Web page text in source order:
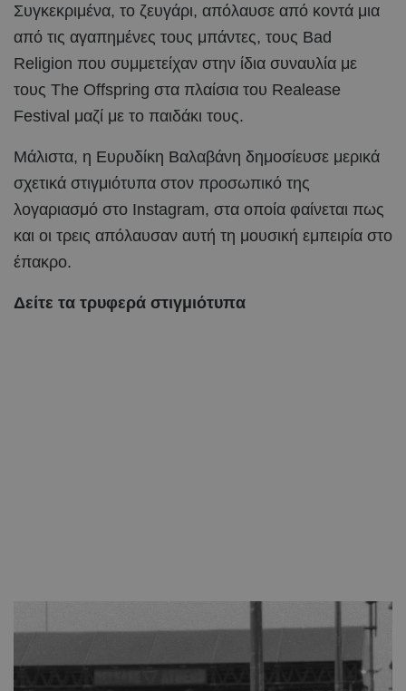
Συγκεκριμένα, το ζευγάρι, απόλαυσε από κοντά μια
από τις αγαπημένες τους μπάντες, τους Bad
Religion που συμμετείχαν στην ίδια συναυλία με
τους The Offspring στα πλαίσια του Realease
Festival μαζί με το παιδάκι τους.
Μάλιστα, η Ευρυδίκη Βαλαβάνη δημοσίευσε μερικά
σχετικά στιγμιότυπα στον προσωπικό της
λογαριασμό στο Instagram, στα οποία φαίνεται πως
και οι τρεις απόλαυσαν αυτή τη μουσική εμπειρία στο
έπακρο.
Δείτε τα τρυφερά στιγμιότυπα